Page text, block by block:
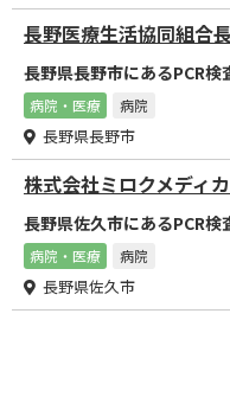
長野医療生活協同組合
長野県長野市にあるPCR
病院・医療 病院
長野県長野市
株式会社ミロクメディ
長野県佐久市にあるPCR
病院・医療 病院
長野県佐久市